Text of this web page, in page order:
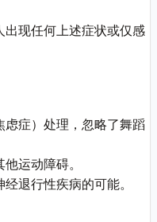
现任何上述症状或仅感
症）处理，忽略了舞蹈
运动障碍。
退行性疾病的可能。